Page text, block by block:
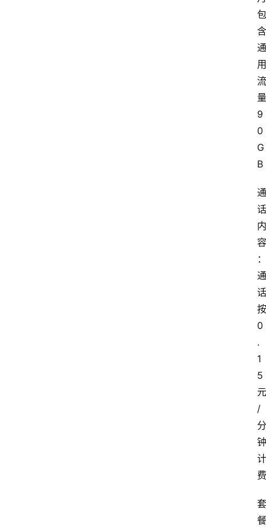
包
含
通
用
流
量
9
0
G
B
通
话
内
容
：
通
话
按
0
.
1
5
元
/
分
钟
计
费
套
餐